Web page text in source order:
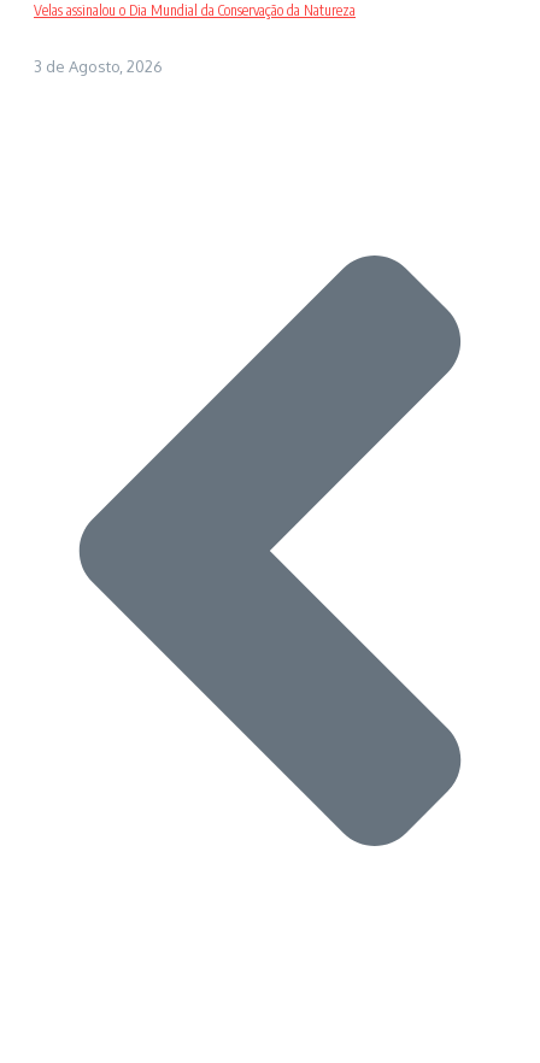
Velas assinalou o Dia Mundial da Conservação da Natureza
3 de Agosto, 2026